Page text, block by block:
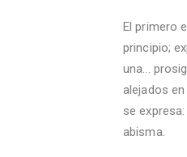
El primero
principio;
una...
alejados
se
abisma.